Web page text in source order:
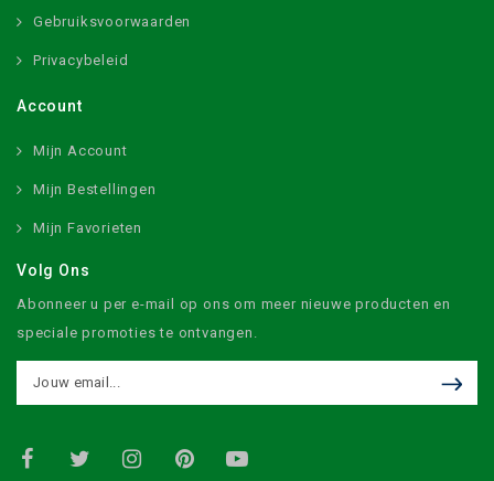
Gebruiksvoorwaarden
Privacybeleid
Account
Mijn Account
Mijn Bestellingen
Mijn Favorieten
Volg Ons
Abonneer u per e-mail op ons om meer nieuwe producten en
speciale promoties te ontvangen.
FacebookTwitter InstagramPinterest